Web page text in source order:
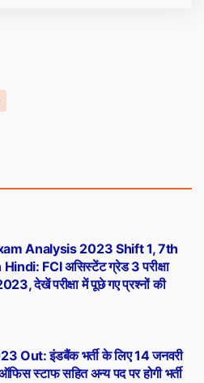
इंडबैंक भर्ती के लिए 14 जनवरी
स्टाफ सहित अन्य पद पर होगी भर्ती
Analysis 2023 Shift 1, 7th
FCI असिस्टेंट ग्रेड 3 परीक्षा
देखें परीक्षा में पूछे गए प्रश्नों की